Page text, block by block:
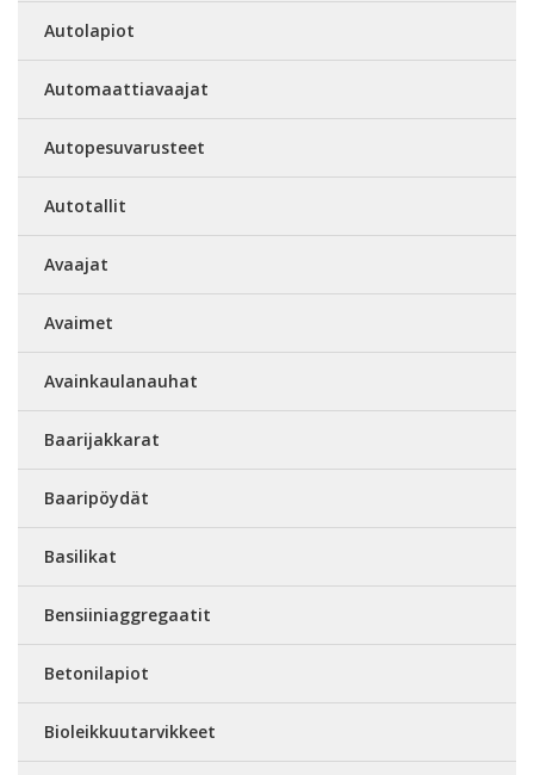
Autolapiot
Automaattiavaajat
Autopesuvarusteet
Autotallit
Avaajat
Avaimet
Avainkaulanauhat
Baarijakkarat
Baaripöydät
Basilikat
Bensiiniaggregaatit
Betonilapiot
Bioleikkuutarvikkeet